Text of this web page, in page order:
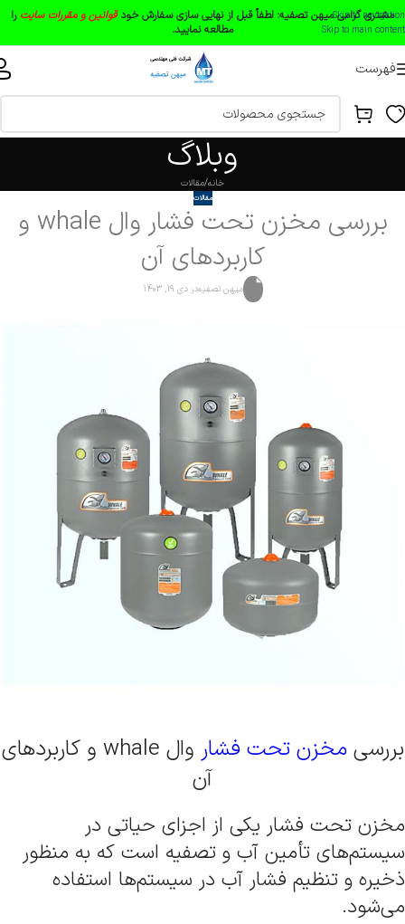
Skip to navigation
Skip to main content
مشتری گرامی میهن تصفیه: لطفاً قبل از نهایی سازی سفارش خودقوانین و مقررات سایت را
مطالعه نمایید.
فهرست
وبلاگ
خانه مقالات
مقالات
بررسی مخزن تحت فشار وال whale و
کاربردهای آن
میهن تصفیهدر دی 19, 1403
بررسیمخزن تحت فشار
وال whale و کاربردهای
آن
مخزن تحت فشار یکی از اجزای حیاتی در
سیستم‌های تأمین آب و تصفیه است که به منظور
ذخیره و تنظیم فشار آب در سیستم‌ها استفاده
می‌شود.